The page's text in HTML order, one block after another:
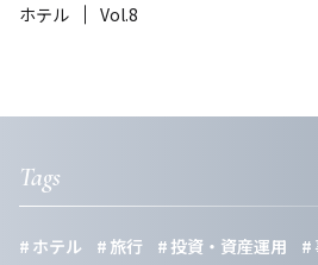
ホテル Vol.8
Tags
ホテル 旅行 投資・資産運用